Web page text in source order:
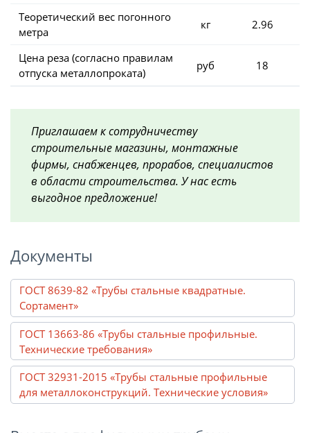
Теоретический вес погонного
метра
кг 2.96
Цена реза (согласно правилам
отпуска металлопроката)
руб 18
Приглашаем к сотрудничеству
строительные магазины, монтажные
фирмы, снабженцев, прорабов, специалистов
в области строительства. У нас есть
выгодное предложение!
Документы
ГОСТ 8639-82 «Трубы стальные квадратные.
Сортамент»
ГОСТ 13663-86 «Трубы стальные профильные.
Технические требования»
ГОСТ 32931-2015 «Трубы стальные профильные
для металлоконструкций. Технические условия»